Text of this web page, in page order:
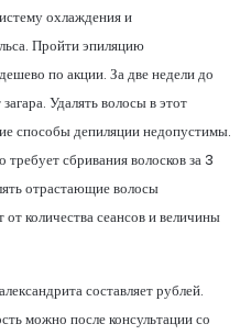
охлаждения и
Пройти эпиляцию
по акции. За две недели до
Удалять волосы в этот
способы депиляции недопустимы.
сбривания волосков за 3
отрастающие волосы
от количества сеансов и величины
составляет рублей.
можно после консультации со